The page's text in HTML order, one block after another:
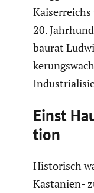
Kaiser­reichs
20.
baurat
Einst
tion
Histo­risch
Kastanien-